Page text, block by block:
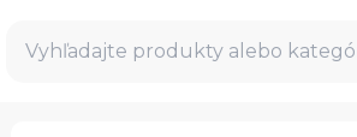
Vyhľadajte produkty alebo